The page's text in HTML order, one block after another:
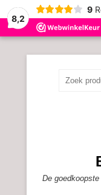
8,2
9
De